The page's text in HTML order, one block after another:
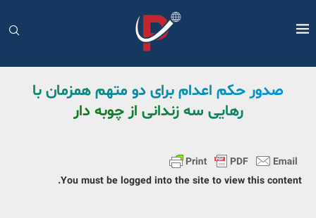
صدور حکم اعدام برای دو متهم همزمان با
رهایی سه زندانی از چوبه دار
You must be logged into the site to view this content.